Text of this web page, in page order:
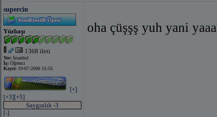
supercin
Yüzbaşı
1368 ileti
Yer: İstanbul
İş: Öğrenci
Kayıt: 19-07-2006 15:55
[+]
[+3][+5]
Saygınlık -3
[-]
oha çüşşş yuh yani yaaa